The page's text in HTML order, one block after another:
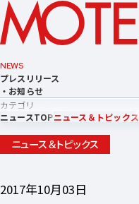
NEWS
プレスリリース
・お知らせ
カテゴリ
ニュースTOPニュース＆トピックス
ニュース＆トピックス
2017年10月03日